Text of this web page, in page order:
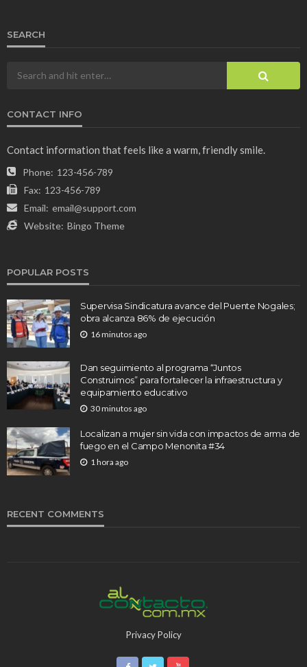
SEARCH
CONTACT INFO
Contact information that feels like a warm, friendly smile.
Phone: 123-456-789
Fax: 123-456-789
Email: email@support.com
Website: Bingo Theme
POPULAR POSTS
Supervisa Sindicatura avance del Puente Nogales;
obra alcanza 86% de ejecución
16 minutos ago
Dan seguimiento al programa “Juntos
Construimos” para fortalecer la infraestructura y
equipamiento educativo
30 minutos ago
Localizan a mujer sin vida con impactos de arma de
fuego en el Campo Menonita #34
1 hora ago
RECENT COMMENTS
Privacy Policy